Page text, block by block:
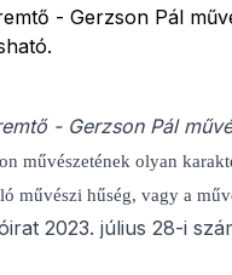
- Gerzson Pál
- Gerzson Pál
művészetének olyan
művészi hűség, vagy a
2023. július 28-i